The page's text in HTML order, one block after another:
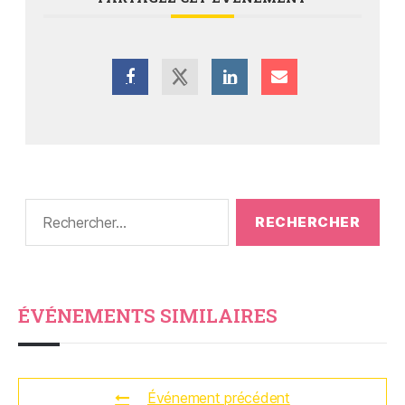
ÉVÉNEMENTS SIMILAIRES
Événement précédent